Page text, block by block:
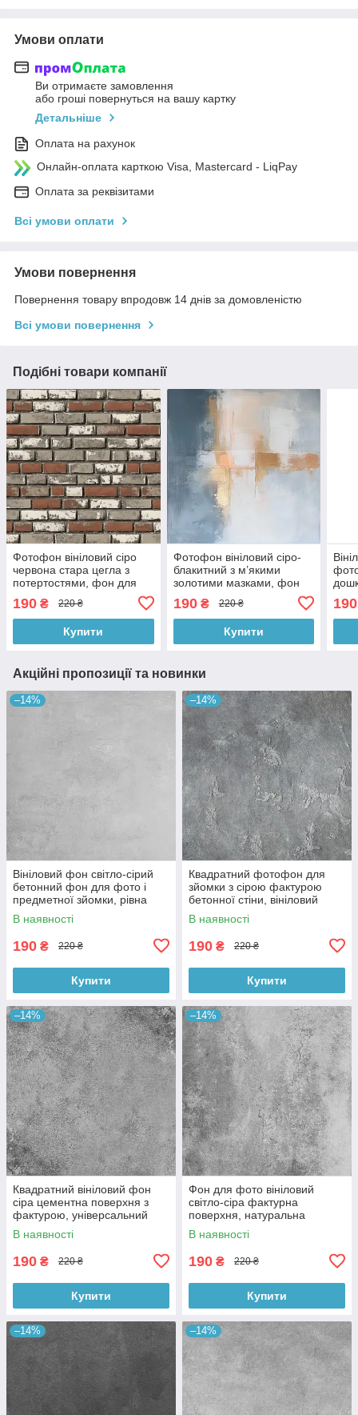
Умови оплати
Ви отримаєте замовлення
або гроші повернуться на вашу картку
Детальніше
Оплата на рахунок
Онлайн-оплата карткою Visa, Mastercard - LiqPay
Оплата за реквізитами
Всі умови оплати
Умови повернення
Повернення товару впродовж 14 днів за домовленістю
Всі умови повернення
Подібні товари компанії
Фотофон вініловий сіро
червона стара цегла з
потертостями, фон для
60x60 см, №553772
190 ₴ 220 ₴
Купити
Фотофон вініловий сіро-
блакитний з м’якими
золотими мазками, фон
для фотографії 60x60 см,
№553508
190₴ 220 ₴
Купити
190
Акційні пропозиції та новинки
–14%
Вініловий фон світло-сірий
бетонний фон для фото і
предметної зйомки, рівна
текстура, 60x60 см, №550674
В наявності
190 ₴ 220 ₴
Купити
–14%
Квадратний фотофон для
зйомки з сірою фактурою
бетонної стіни, вініловий
60x60 см , №550152
В наявності
190 ₴ 220 ₴
Купити
–14%
Квадратний вініловий фон
сіра цементна поверхня з
фактурою, універсальний
фотофон для зйомки 60x60
см, №550659
В наявності
190 ₴ 220 ₴
Купити
–14%
Фон для фото вініловий
світло-сіра фактурна
поверхня, натуральна
бетонна текстура, 60x60 см,
№550413
В наявності
190 ₴ 220 ₴
Купити
–14% –14%